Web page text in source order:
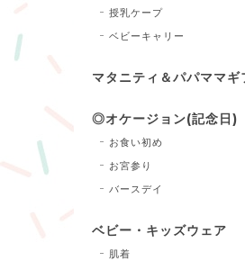
授乳ケープ
ベビーキャリー
マタニティ＆パパママギ
◎オケージョン(記念日)
お食い初め
お宮参り
バースデイ
ベビー・キッズウェア
肌着